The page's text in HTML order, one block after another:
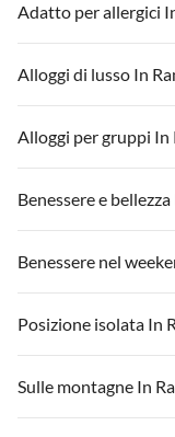
Adatto per allergici
Alloggi di lusso In
Alloggi per gruppi In
Benessere e
Benessere nel
Posizione isolata In
Sulle montagne In